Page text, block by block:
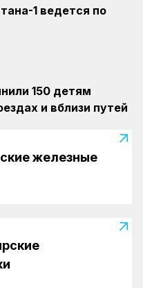
1 ведется по
150 детям
и вблизи путей
железные